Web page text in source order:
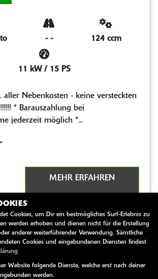
- - 124 ccm
11 kW / 15 PS
aller Nebenkosten - keine versteckten
* Barauszahlung bei
jederzeit möglich *...
MEHR ERFAHREN
A
Cookies, um Dir ein bestmögliches Surf-Erlebnis zu
werden erhoben und dienen nicht für die Erstellung
anderer weiterführender Verwendung. Sämtliche
Cookies und eingebundenen Diensten findest
Website folgende Dienste, welche erst nach deiner
werden.